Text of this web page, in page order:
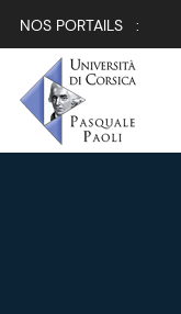
NOS PORTAILS :